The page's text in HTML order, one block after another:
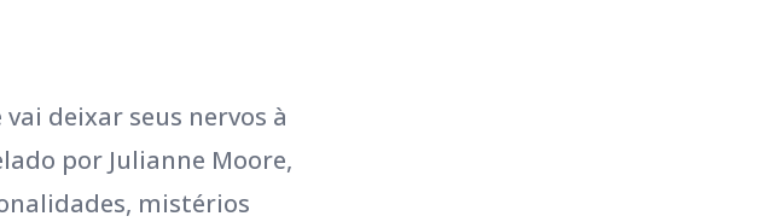
deixar seus nervos à
por Julianne Moore,
mistérios